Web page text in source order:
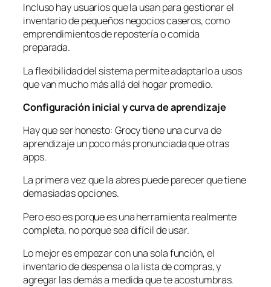
Incluso hay usuarios que la usan para gestionar el
inventario de pequeños negocios caseros, como
emprendimientos de repostería o comida
preparada.
La flexibilidad del sistema permite adaptarlo a usos
que van mucho más allá del hogar promedio.
Configuración inicial y curva de aprendizaje
Hay que ser honesto: Grocy tiene una curva de
aprendizaje un poco más pronunciada que otras
apps.
La primera vez que la abres puede parecer que tiene
demasiadas opciones.
Pero eso es porque es una herramienta realmente
completa, no porque sea difícil de usar.
Lo mejor es empezar con una sola función, el
inventario de despensa o la lista de compras, y
agregar las demás a medida que te acostumbras.